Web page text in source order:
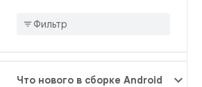
Что нового в сборке Android